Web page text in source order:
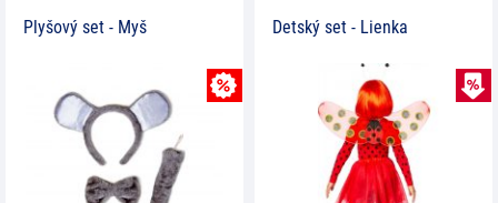
Plyšový set - Myš Detský set - Lienka